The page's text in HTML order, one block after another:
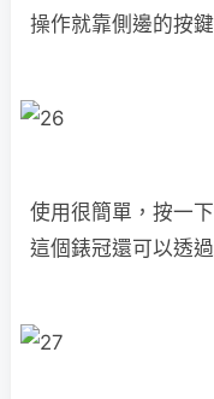
操作就靠側邊的按
使用很簡單，按一
這個錶冠還可以透